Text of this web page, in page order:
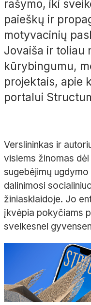
rašymo, iki
paieškų ir
motyvacinių
Jovaiša ir toliau
kūrybingumu,
projektais, apie
portalui
Verslininkas ir
visiems žinomas
sugebėjimų
dalinimosi
žiniasklaidoje. Jo
įkvėpia pokyčiams
sveikesnei